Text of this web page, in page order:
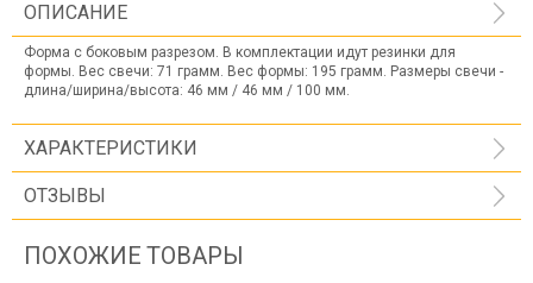
ОПИСАНИЕ
Форма с боковым разрезом. В комплектации идут резинки для
формы. Вес свечи: 71 грамм. Вес формы: 195 грамм. Размеры свечи -
длина/ширина/высота: 46 мм / 46 мм / 100 мм.
ХАРАКТЕРИСТИКИ
ОТЗЫВЫ
ПОХОЖИЕ ТОВАРЫ